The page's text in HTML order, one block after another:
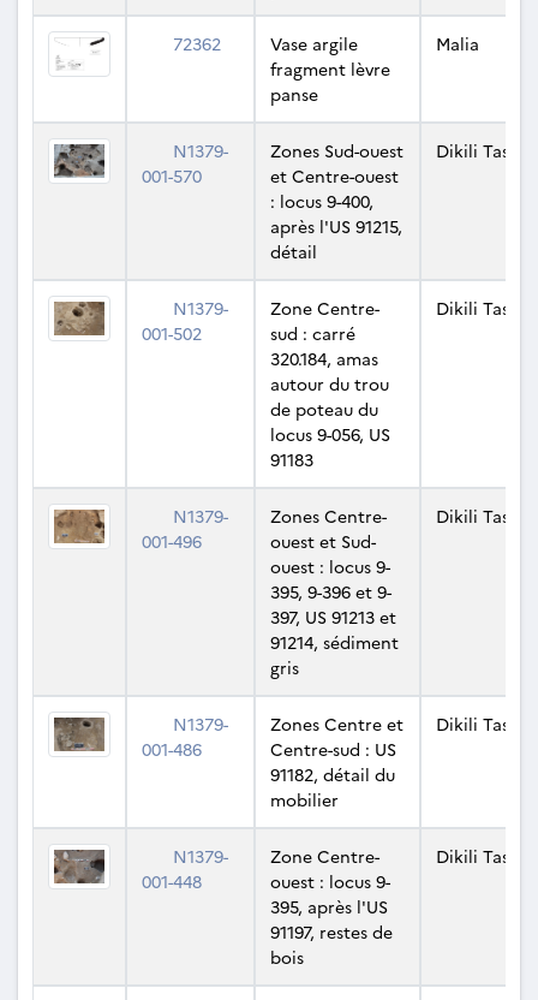
72362
Vase argile
fragment lèvre
panse
Malia
N1379-
001-570
Zones Sud-ouest
et Centre-ouest
: locus 9-400,
après l'US 91215,
détail
Dikili Tash
N1379-
001-502
Zone Centre-
sud : carré
320.184, amas
autour du trou
de poteau du
locus 9-056, US
91183
Dikili Tash
N1379-
001-496
Zones Centre-
ouest et Sud-
ouest : locus 9-
395, 9-396 et 9-
397, US 91213 et
91214, sédiment
gris
Dikili Tash
N1379-
001-486
Zones Centre et
Centre-sud : US
91182, détail du
mobilier
Dikili Tash
N1379-
001-448
Zone Centre-
ouest : locus 9-
395, après l'US
91197, restes de
bois
Dikili Tash